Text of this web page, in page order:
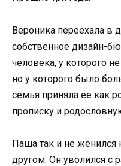
Вероника переехала в
собственное дизайн-
человека, у которого
но у которого было
семья приняла ее как
прописку и
Паша так и не женился
другом. Он уволился с